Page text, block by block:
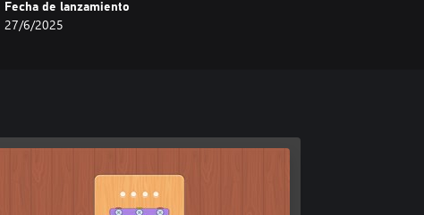
lógica y precisión.
Fecha de lanzamiento
27/6/2025